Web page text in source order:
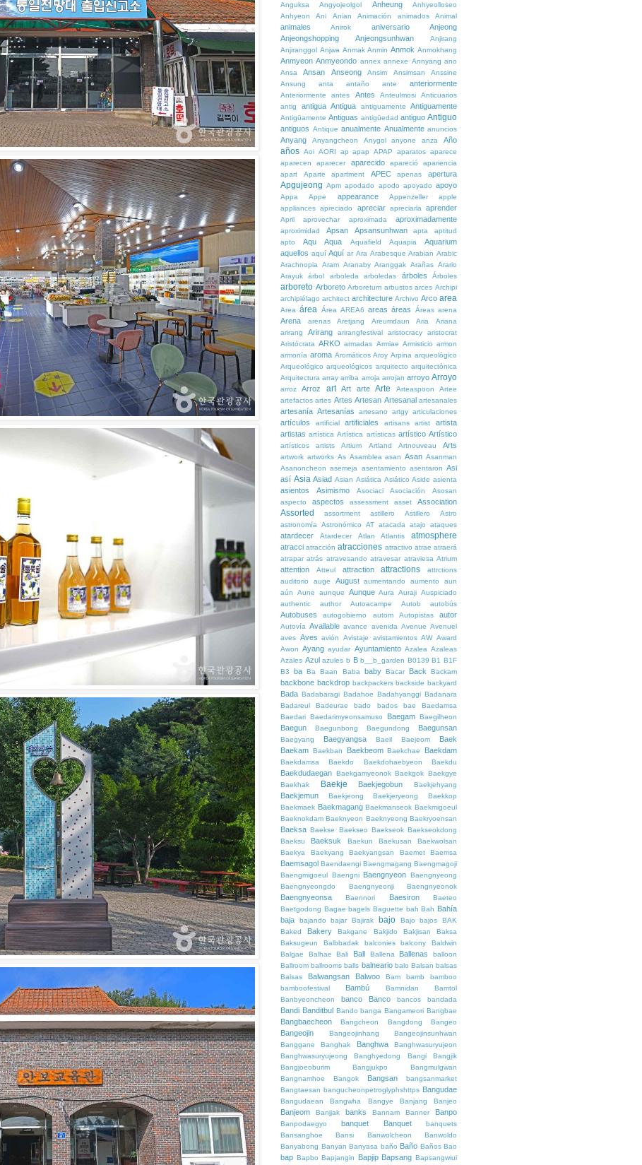
Anguksa
Angyojeolgol Anheung
Anhyeolloseo
Anhyeon
Ani Anian Animación animados Animal
animales Anirok aniversario
Anjeong
Anjeongshopping
Anjeongsunhwan
Anjirang
Anjiranggol Anjwa Anmak Anmin Anmok Anmokhang
Anmyeon Anmyeondo annex annexe Annyang ano
Ansa
Ansan Anseong Ansim Ansimsan
Anssine
Ansung
anta antaño ante anteriormente
Anteriormente antes Antes Anteulmosi
Anticuarios
antig
antigua Antigua antiguamente Antiguamente
Antigüamente Antiguas antigüedad antiguo Antiguo
antiguos Antique anualmente Anualmente anuncios
Anyang Anyangcheon Anygol anyone anza Año
años Aoi AORI ap apap APAP aparatos aparece
aparecen
aparecer aparecido apareció
apariencia
apart
Aparte apartment APEC apenas apertura
Apgujeong Apm apodado apodo apoyado apoyo
Appa Appe appearance Appenzeller
apple
appliances apreciado apreciar apreciarla aprender
April aprovechar aproximada aproximadamente
aproximidad Apsan Apsansunhwan apta
aptitud
apto
Aqu Aqua Aquafield Aquapia
Aquarium
aquellos aquí Aquí ar Ara Arabesque Arabian Arabic
Arachnopia
Aram Aranaby Aranggak Arañas Arario
Arayuk
árbol arboleda arboledas árboles Árboles
arboreto Arboreto Arboretum arbustos arces Archipi
archipiélago architect architecture Archivo Arco area
Area área Área AREA6 areas áreas Áreas arena
Arena arenas Aretjang Areumdaun Aria
Ariana
arirang
Arirang arirangfestival aristocracy
aristocrat
Aristócrata ARKO armadas Armiae Armisticio armon
armonía aroma Aromáticos Aroy Arpina arqueológico
Arqueológico arqueológicos arquitecto arquitectónica
Arquitectura array arriba arroja arrojan arroyo Arroyo
arroz Arroz art Art arte Arte Arteaspoon
Artee
artefactos artes Artes Artesan Artesanal artesanales
artesanía Artesanías artesano artgy articulaciones
artículos artificial artificiales artisans artist
artista
artistas artística Artística artísticas artístico Artístico
artísticos artists Artium Artland Artnouveau Arts
artwork artworks As Asamblea asan Asan Asanman
Asanoncheon asemeja asentamiento asentaron Asi
así Asia Asiad Asian Asiática Asiático Aside asienta
asientos Asimismo Asociaci Asociación
Asosan
aspecto
aspectos assessment asset Association
Assorted assortment astillero Astillero
Astro
astronomía
Astronómico AT atacada atajo ataques
atardecer Atardecer Atlan Atlantis atmosphere
atracci atracción atracciones atractivo atrae atraerá
atrapar atrás atravesando atravesar atraviesa Atrium
attention Atteul attraction attractions
attrctions
auditorio
auge August aumentando aumento
aun
aún
Aune aunque Aunque Aura Auraji Auspiciado
authentic
author Autoacampe Autob autobús
Autobuses autogobierno autom Autopistas autor
Autovía Available avance avenida Avenue Avenuel
aves Aves avión Avistaje avistamientos AW Award
Awon Ayang ayudar Ayuntamiento Azalea Azaleas
Azales Azul azules b B b__b_garden B0139 B1 B1F
B3
ba Ba Baan Baba baby Bacar Back Backam
backbone backdrop backpackers backside backyard
Bada Badabaragi Badahoe Badahyanggi Badanara
Badareul
Badeurae bado bados bae
Baedamsa
Baedari Baedarimyeonsamuso Baegam Baegilheon
Baegun Baegunbong Baegundong Baegunsan
Baegyang Baegyangsa Baeil Baejeom
Baek
Baekam Baekban Baekbeom Baekchae Baekdam
Baekdamsa Baekdo Baekdohaebyeon Baekdu
Baekdudaegan Baekgamyeonok Baekgok Baekgye
Baekhak
Baekje Baekjegobun Baekjehyang
Baekjemun Baekjeong Baekjeryeong
Baekkop
Baekmaek Baekmagang Baekmanseok Baekmigoeul
Baeknokdam Baeknyeon Baeknyeong Baekryoensan
Baeksa Baekse Baekseo Baekseok Baekseokdong
Baeksu
Baeksuk Baekun Baekusan
Baekwolsan
Baekya
Baekyang Baekyangsan Baemet Baemsa
Baemsagol Baendaengi Baengmagang Baengmagoji
Baengmigoeul Baengni Baengnyeon Baengnyeong
Baengnyeongdo
Baengnyeonji Baengnyeonok
Baengnyeonsa Baennori Baesiron
Baeteo
Baetgodong Bagae bagels Baguette bah Bah Bahía
baja
bajando bajar Bajirak bajo Bajo bajos
BAK
Baked
Bakery Bakgane Bakjido Bakjisan
Baksa
Baksugeun
Balbbadak balconies balcony
Baldwin
Balgae
Balhae Bali Ball Ballena Ballenas
balloon
Ballroom ballrooms balls balneario balo Balsan balsas
Balsas
Balwangsan Balwoo Bam bamb
bamboo
bamboofestival
Bambú Bamnidan
Bamtol
Banbyeoncheon
banco Banco bancos bandada
Bandi Banditbul Bando banga Bangameori Bangbae
Bangbaecheon Bangcheon Bangdong Bangeo
Bangeojin Bangeojinhang
Bangeojinsunhwan
Banggane
Banghak Banghwa
Banghwasuryujeon
Banghwasuryujeong
Banghyedong Bangi
Bangjik
Bangjoeoburim
Bangjukpo
Bangmulgwan
Bangnamhoe
Bangok Bangsan
bangsanmarket
Bangtaesan bangucheonpetroglyphshttps Bangudae
Bangudaean Bangwha Bangye Banjang Banjeo
Banjeom Banjjak banks Bannam Banner Banpo
Banpodaegyo banquet Banquet
banquets
Bansanghoe
Bansi Banwolcheon
Banwoldo
Banyabong Banyan Banyasa baño Baño Baños Bao
bap Bapbo Bapjangin Bapjip Bapsang Bapsangwiui